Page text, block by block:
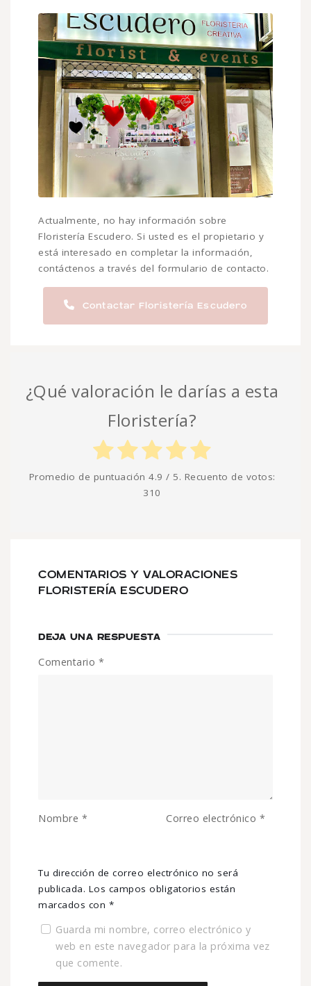
Actualmente, no hay información sobre
Floristería Escudero. Si usted es el propietario y
está interesado en completar la información,
contáctenos a través del formulario de contacto.
Contactar Floristería Escudero
¿Qué valoración le darías a esta
Floristería?
Promedio de puntuación 4.9 / 5. Recuento de votos:
310
COMENTARIOS Y VALORACIONES
FLORISTERÍA ESCUDERO
DEJA UNA RESPUESTA
Tu dirección de correo electrónico no será
publicada. Los campos obligatorios están
marcados con *
Comentario *
Nombre * Correo electrónico *
Guarda mi nombre, correo electrónico y
web en este navegador para la próxima vez
que comente.